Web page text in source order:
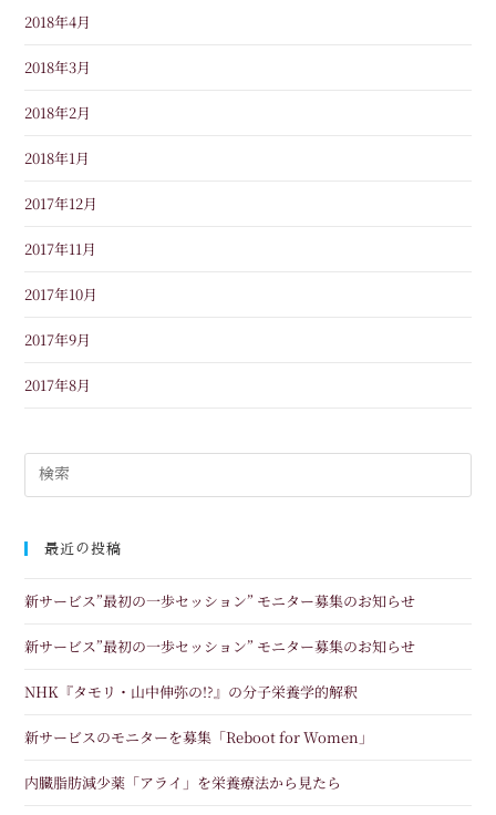
2018年4月
2018年3月
2018年2月
2018年1月
2017年12月
2017年11月
2017年10月
2017年9月
2017年8月
最近の投稿
新サービス”最初の一歩セッション” モニター募集のお知らせ
新サービス”最初の一歩セッション” モニター募集のお知らせ
NHK『タモリ・山中伸弥の!?』の分子栄養学的解釈
新サービスのモニターを募集「Reboot for Women」
内臓脂肪減少薬「アライ」を栄養療法から見たら